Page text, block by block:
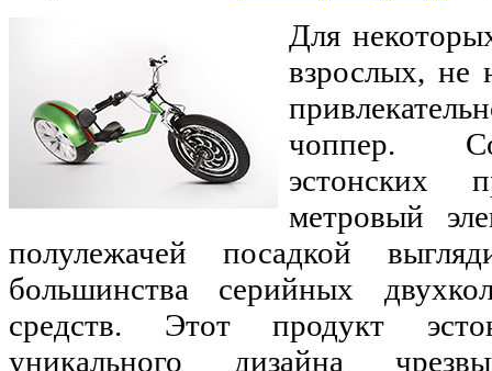
Для
взрослых, не
чоппер.
эстонских
метровый
полулежачей посадкой
большинства серийных
средств. Этот продукт
уникального дизайна